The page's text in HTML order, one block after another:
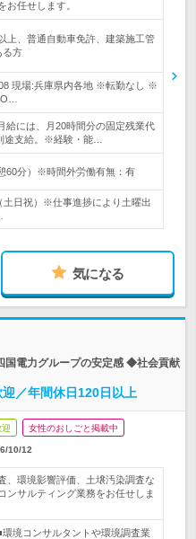
お任せします。
、普通自動車免許、建築施工管
る方
現場:兵庫県内各地 ※転勤なし ※
には、月20時間分の固定残業代
途支給。※経験・能…
60分）※時間外労働有無：有
土日祝）※仕事進捗により土曜出
気になる
電力グループの安定感 ◆社会貢献
迎／年間休日120日以上
女性のおしごと掲載中
10/12
、環境影響評価、土壌汚染調査な
ンサルティング業務をお任せしま
境コンサルタントや環境調査業